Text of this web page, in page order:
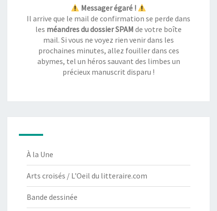
Messager égaré !
Il arrive que le mail de confirmation se perde dans
les méandres du dossier SPAM de votre boîte
mail. Si vous ne voyez rien venir dans les
prochaines minutes, allez fouiller dans ces
abymes, tel un héros sauvant des limbes un
précieux manuscrit disparu !
À la Une
Arts croisés / L'Oeil du litteraire.com
Bande dessinée